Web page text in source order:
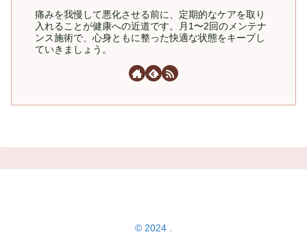
痛みを我慢して悪化させる前に、定期的なケアを取り
入れることが健康への近道です。月1〜2回のメンテナ
ンス施術で、心身ともに整った快適な状態をキープし
ていきましょう。
© 2024 .